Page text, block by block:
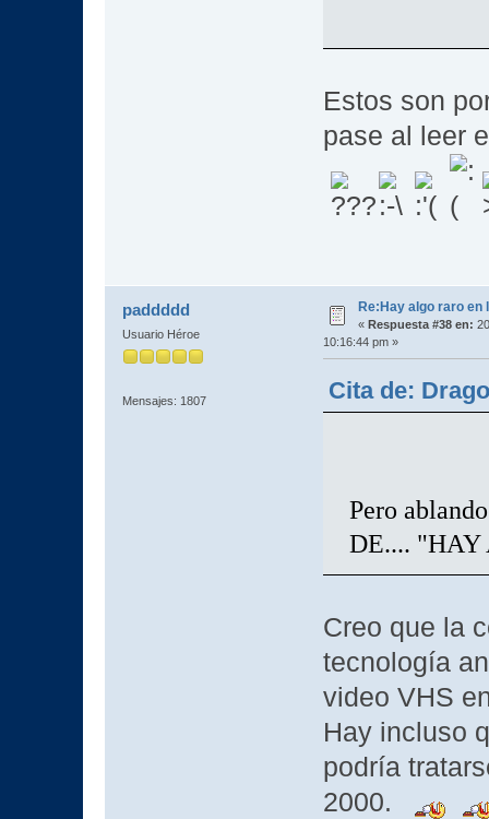
Estos son
pase al leer
paddddd
Usuario Héroe
Mensajes: 1807
Re:Hay algo raro en
« Respuesta #38 en:
10:16:44 pm »
Cita de:
Pero
DE....
Creo que la
tecnología
video VHS
Hay incluso
podría
2000.